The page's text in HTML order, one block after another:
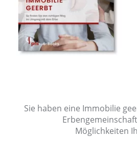
Sie haben eine Immobilie
Möglichkeiten